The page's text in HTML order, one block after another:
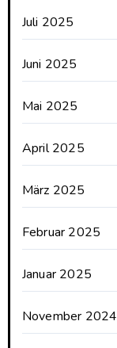
Juli 2025
Juni 2025
Mai 2025
April 2025
März 2025
Februar 2025
Januar 2025
November 2024